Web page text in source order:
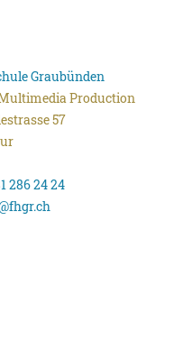
Graubünden
Production
57
286 24 24